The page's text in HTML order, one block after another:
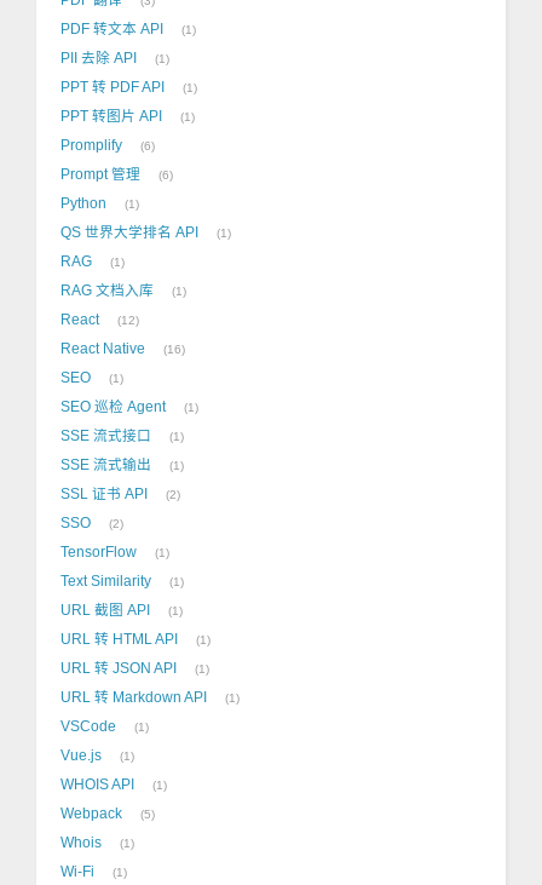
PDF 转文本 API 1
PII 去除 API 1
PPT 转 PDF API 1
PPT 转图片 API 1
Promplify 6
Prompt 管理 6
Python 1
QS 世界大学排名 API 1
RAG 1
RAG 文档入库 1
React 12
React Native 16
SEO 1
SEO 巡检 Agent 1
SSE 流式接口 1
SSE 流式输出 1
SSL 证书 API 2
SSO 2
TensorFlow 1
Text Similarity 1
URL 截图 API 1
URL 转 HTML API 1
URL 转 JSON API 1
URL 转 Markdown API 1
VSCode 1
Vue.js 1
WHOIS API 1
Webpack 5
Whois 1
Wi-Fi 1